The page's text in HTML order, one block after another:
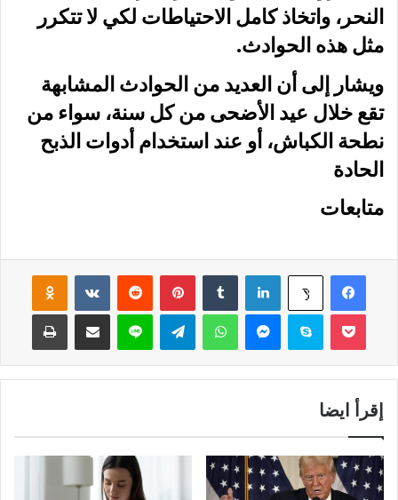
النحر، واتخاذ كامل الاحتياطات لكي لا تتكرر
مثل هذه الحوادث.
ويشار إلى أن العديد من الحوادث المشابهة
تقع خلال عيد الأضحى من كل سنة، سواء من
نطحة الكباش، أو عند استخدام أدوات الذبح
الحادة
متابعات
فيسبوك ‫X لينكدإن بينتيريست
سكايب واتساب لاين
إقرأ ايضا